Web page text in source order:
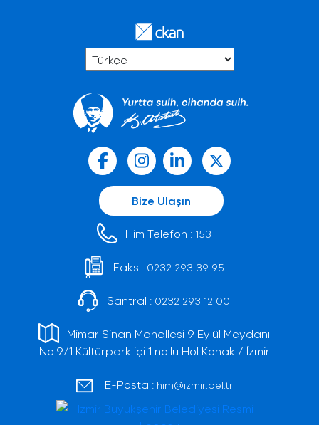
Bize Ulaşın
Him Telefon : 153
Faks : 0232 293 39 95
Santral : 0232 293 12 00
Mimar Sinan Mahallesi 9 Eylül Meydanı
No:9/1 Kültürpark içi 1 no'lu Hol Konak / İzmir
E-Posta : him@izmir.bel.tr